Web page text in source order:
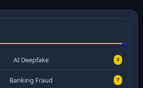
AI Deepfake 2
Banking Fraud 7